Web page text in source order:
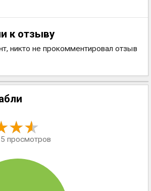
к отзыву
никто не прокомментировал отзыв
просмотров